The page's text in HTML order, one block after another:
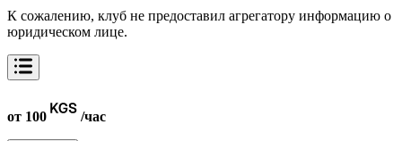
К сожалению, клуб не предоставил агрегатору информацию о
юридическом лице.
от 100 /час